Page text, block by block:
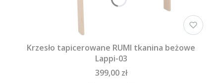
Krzesło tapicerowane RUMI tkanina beżowe
Lappi-03
399,00 zł